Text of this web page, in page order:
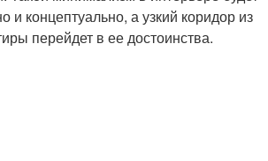
и концептуально, а узкий коридор из
перейдет в ее достоинства.